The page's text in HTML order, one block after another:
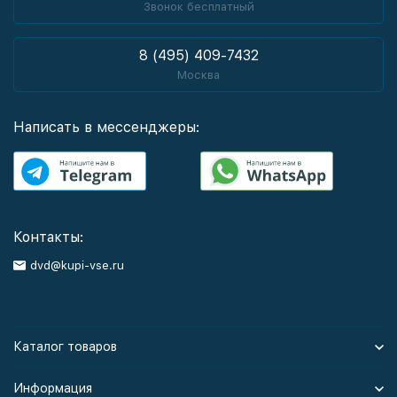
Звонок бесплатный
8 (495) 409-7432
Москва
Написать в мессенджеры:
Контакты:
dvd@kupi-vse.ru
Каталог товаров
Информация